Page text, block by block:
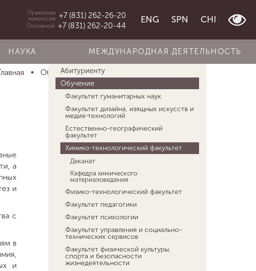
Приемная
комиссия +7 (831) 262-26-20
Основной +7 (831) 262-20-44
ENG SPN CHI
НАУКА МЕЖДУНАРОДНАЯ ДЕЯТЕЛЬНОСТЬ
Обучение Химико-технологический фак...
а
и
с
в
и
Об университете
Абитуриенту
Обучение
Факультет гуманитарных наук
Факультет дизайна, изящных искусств и
медиа-технологий
Естественно-географический
факультет
Химико-технологический факультет
Деканат
Кафедра химического
материаловедения
Физико-технологический факультет
Факультет педагогики
Факультет психологии
Факультет управления и социально-
технических сервисов
Факультет физической культуры,
спорта и безопасности
жизнедеятельности